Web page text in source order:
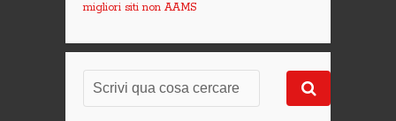
migliori siti non AAMS